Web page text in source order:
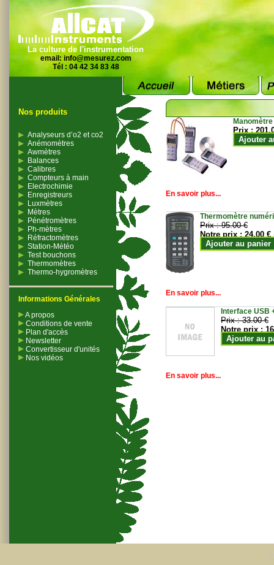
La culture de l'instrumentation
email: info@mesurez.com
Tél : 04 42 34 83 48
Nos produits
Analyseurs d’o2 et co2
Anémomètres
Awmètres
Balances
Calibres
Compteurs à main
Electrochimie
Enregistreurs
Luxmètres
Mètres
Pénétromètres
Ph-mètres
Réfractomètres
Station-Météo
Test bouchons
Thermomètres
Thermo-hygromètres
Informations Générales
A propos
Conditions de vente
Plan d'accès
Newsletter
Convertisseur d'unités
Nos vidéos
Prix :
Ajouter
En savoir plus...
Thermomètre
Prix :95.00 €
Notre prix :24.00 €
Ajouter au panier
En savoir plus...
Interface USB
Prix :33.00 €
Notre prix :
Ajouter au
En savoir plus...